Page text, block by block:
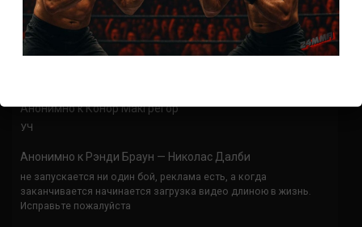
Анонимно кUFC 324 прямая трансляция
А как смотреть с ноутбука?
АнонимнокРасписание боев UFC
АнонимнокКонор МакГрегор
УЧ
Анонимно к Рэнди Браун — Николас Далби
не запускается ни один бой, реклама есть, а когда
заканчивается начинается загрузка видео длиною в жизнь.
Исправьте пожалуйста